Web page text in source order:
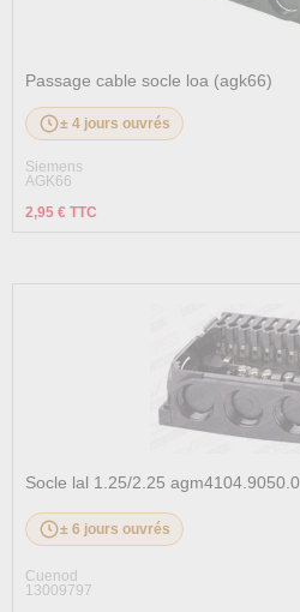
Passage cable socle loa (agk66)
± 4 jours ouvrés
Siemens
AGK66
2,95 € TTC
Socle lal 1.25/2.25 agm4104.9050.0
± 6 jours ouvrés
Cuenod
13009797